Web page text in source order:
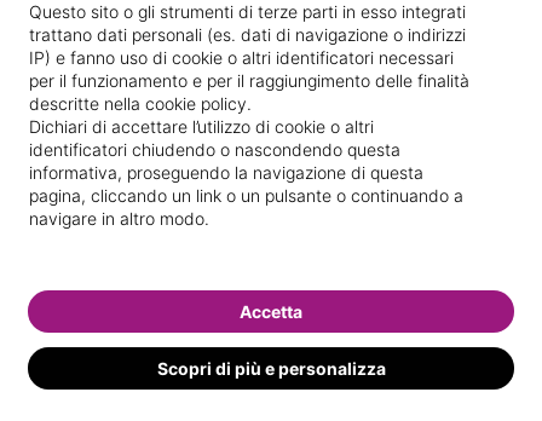
Dipendente pressoSegreti di donna
Specializzatapresso la scuolaScuola
di Estetica Pey's srl
DiRoma
Specializzata inEpilazione con filo
Questo sito o gli strumenti di terze parti in esso integrati
trattano dati personali (es. dati di navigazione o indirizzi
IP) e fanno uso di cookie o altri identificatori necessari
per il funzionamento e per il raggiungimento delle finalità
descritte nella cookie policy.
Dichiari di accettare l’utilizzo di cookie o altri
identificatori chiudendo o nascondendo questa
informativa, proseguendo la navigazione di questa
pagina, cliccando un link o un pulsante o continuando a
navigare in altro modo.
Scopri di più e personalizza
Accetta